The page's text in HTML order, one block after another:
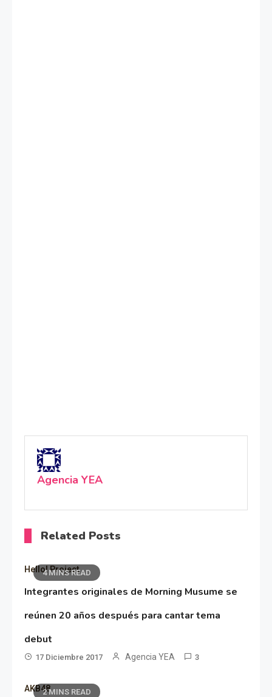
Agencia YEA
Related Posts
4 MINS READ
Hello! Project
Integrantes originales de Morning Musume se
reúnen 20 años después para cantar tema
debut
17 Diciembre 2017 Agencia YEA 3
2 MINS READ
AKB48